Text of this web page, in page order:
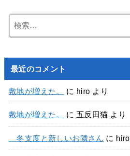
索:
最近のコメント
敷地が増えた。 に hiro より
敷地が増えた。 に 五反田猫 より
冬支度と新しいお隣さん に hiro